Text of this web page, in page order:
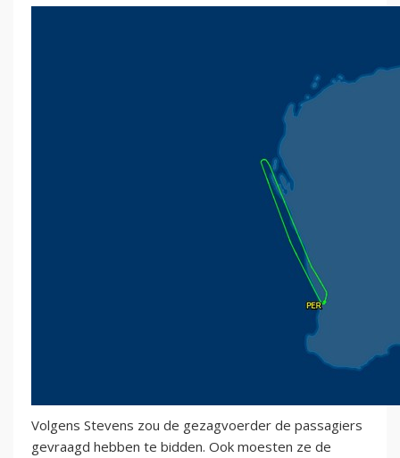
Volgens Stevens zou de gezagvoerder de passagiers
gevraagd hebben te bidden. Ook moesten ze de